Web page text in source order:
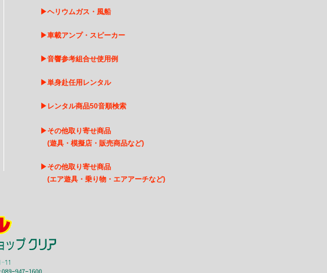
▶ヘリウムガス・風船
▶車載アンプ・スピーカー
▶音響参考組合せ使用例
▶単身赴任用レンタル
▶ レンタル商品50音順検索
▶その他取り寄せ商品
(遊具・模擬店・販売商品など)
▶その他取り寄せ商品
(エア遊具・乗り物・エアアーチなど)